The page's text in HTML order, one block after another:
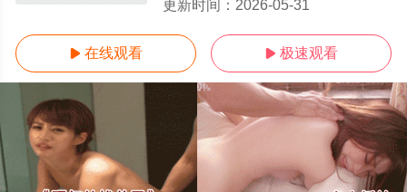
更新时间： 2026-05-31
 在线观看  极速观看